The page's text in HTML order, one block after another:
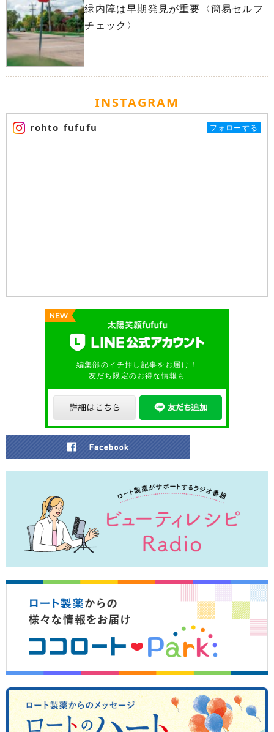
緑内障は早期発見が重要〈簡易セルフ
チェック〉
INSTAGRAM
rohto_fufufu フォローする
編集部のイチ押し記事をお届け！
友だち限定のお得な情報も